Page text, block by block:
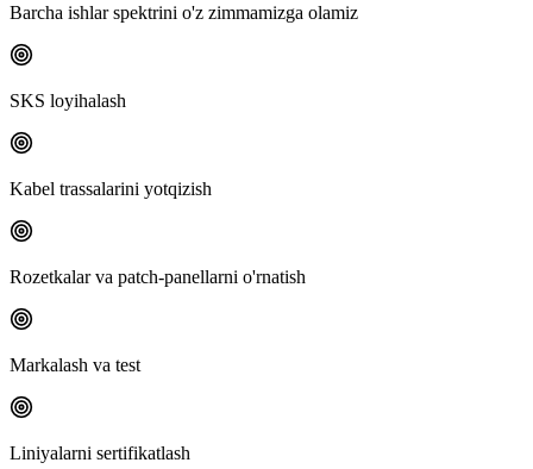
Barcha ishlar spektrini o'z zimmamizga olamiz
SKS loyihalash
Kabel trassalarini yotqizish
Rozetkalar va patch-panellarni o'rnatish
Markalash va test
Liniyalarni sertifikatlash